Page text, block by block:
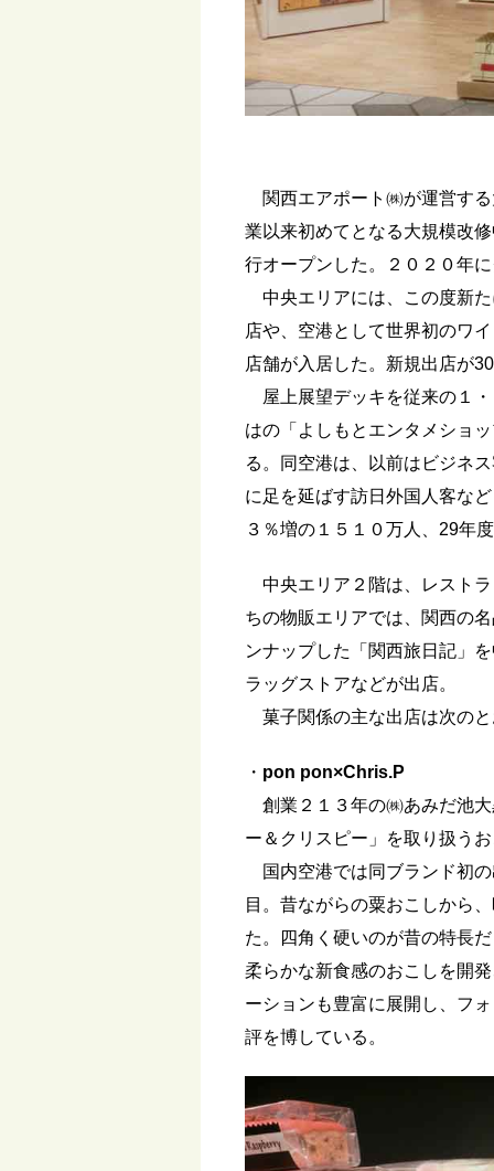
関西エアポート㈱が運営す
業以来初めてとなる大規模改
行オープンした。２０２０年
中央エリアには、この度新
店や、空港として世界初のワ
店舗が入居した。新規出店が
屋上展望デッキを従来の１
はの「よしもとエンタメショ
る。同空港は、以前はビジネ
に足を延ばす訪日外国人客な
３％増の１５１０万人、29年
中央エリア２階は、レスト
ちの物販エリアでは、関西の
ンナップした「関西旅日記」
ラッグストアなどが出店。
菓子関係の主な出店は次の
・ pon pon×Chris.P
創業２１３年の㈱あみだ池
ー＆クリスピー」を取り扱う
国内空港では同ブランド初
目。昔ながらの粟おこしから
た。四角く硬いのが昔の特長
柔らかな新食感のおこしを開
ーションも豊富に展開し、フ
評を博している。